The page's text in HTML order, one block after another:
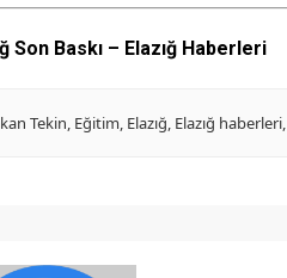
Son Baskı – Elazığ Haberleri
Tekin, Eğitim, Elazığ, Elazığ haberleri,